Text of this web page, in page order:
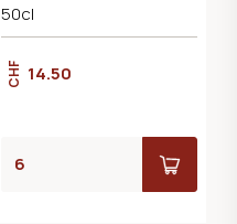
50cl
CHF 14.50